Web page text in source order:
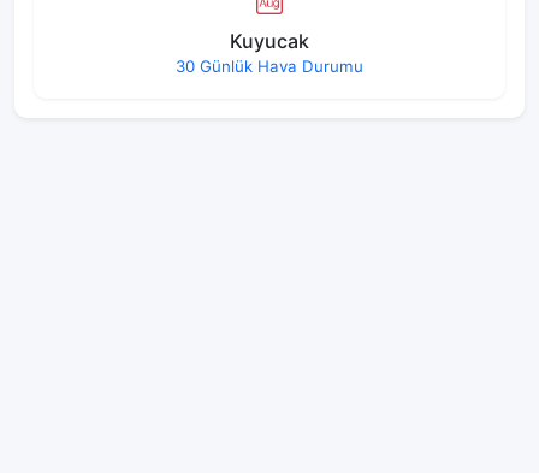
Kuyucak
30 Günlük Hava Durumu